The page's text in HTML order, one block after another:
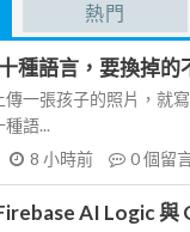
熱門
種語言，要換掉的
一張孩子的照片，就寫
語...
8 小時前 0個留
AI Logic 與